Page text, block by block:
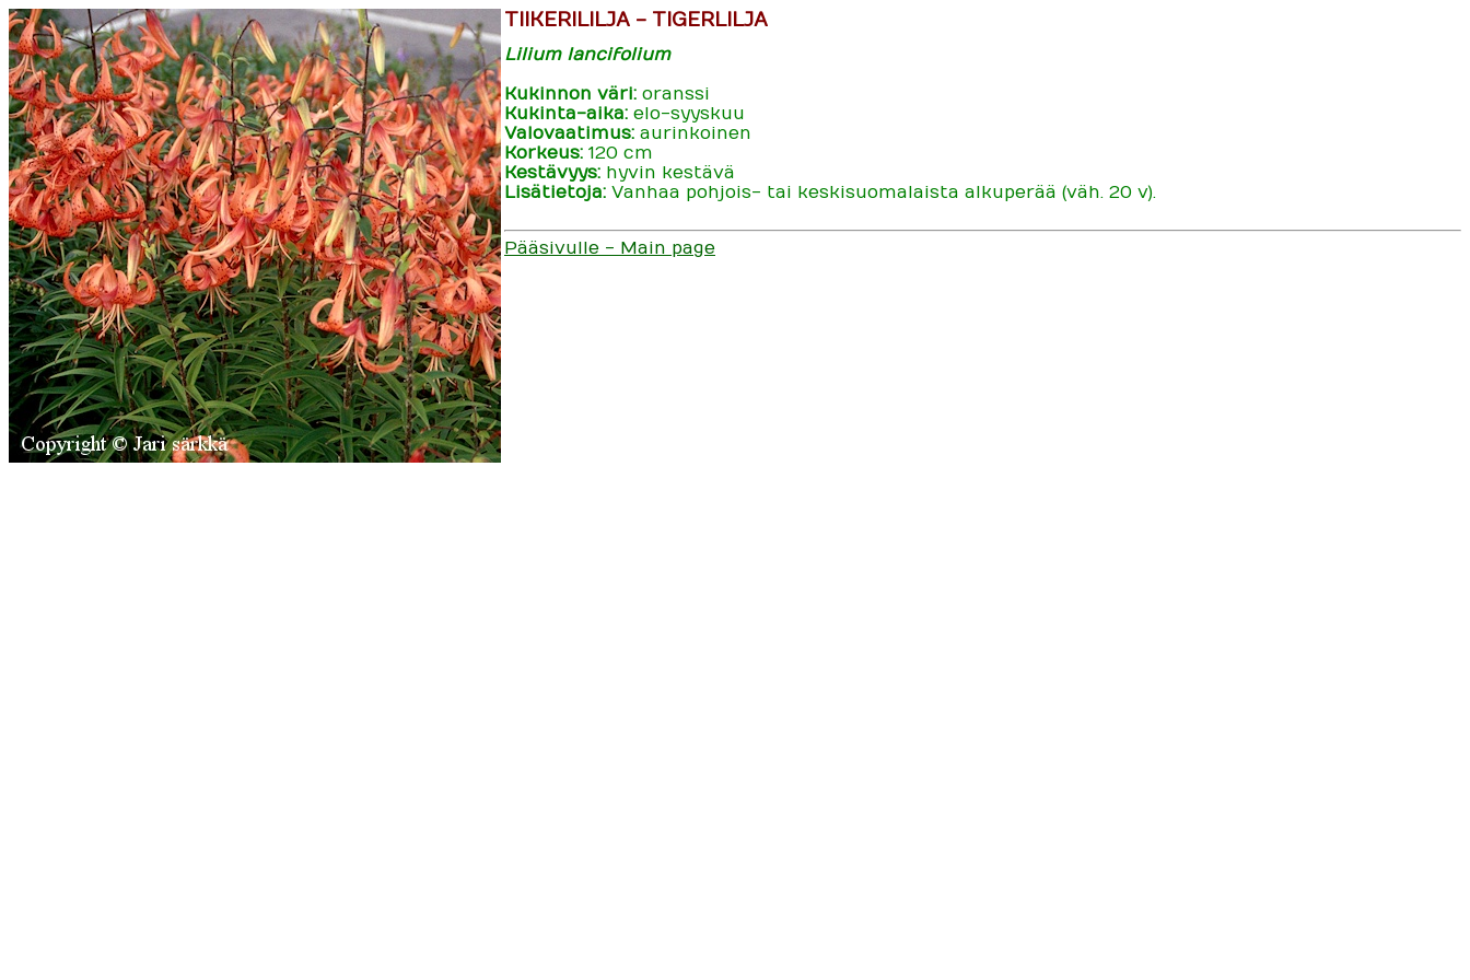
TIIKERILILJA - TIGERLILJA
Lilium lancifolium
Kukinnon väri: oranssi
Kukinta-aika: elo-syyskuu
Valovaatimus: aurinkoinen
Korkeus: 120 cm
Kestävyys: hyvin kestävä
Lisätietoja: Vanhaa pohjois- tai keskisuomalaista alkuperää (väh. 20 v).
Pääsivulle - Main page